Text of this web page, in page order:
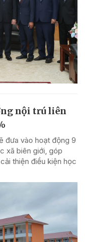
nội trú liên
đưa vào hoạt động 9
xã biên giới, góp
thiện điều kiện học